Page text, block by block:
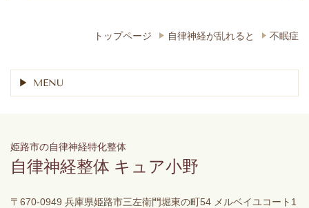
トップページ 自律神経が乱れると 不眠症
MENU
姫路市の自律神経特化整体
自律神経整体 キュア小野
〒670-0949 兵庫県姫路市三左衛門堀東の町54 メルベイユコート1